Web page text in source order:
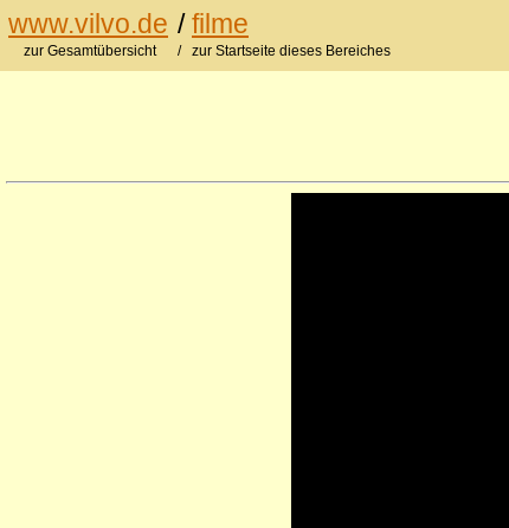
www.vilvo.de /filme
zur Gesamtübersicht / zur Startseite dieses Bereiches